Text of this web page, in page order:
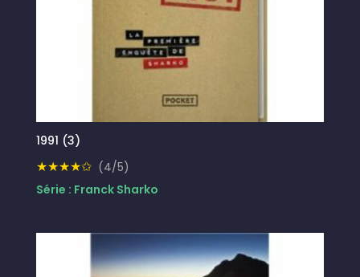
1991 (3)
★★★★✩ (4/5)
Série : Franck Sharko